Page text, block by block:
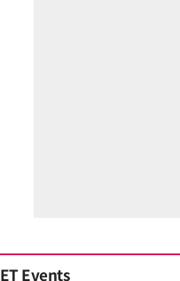
ET Events